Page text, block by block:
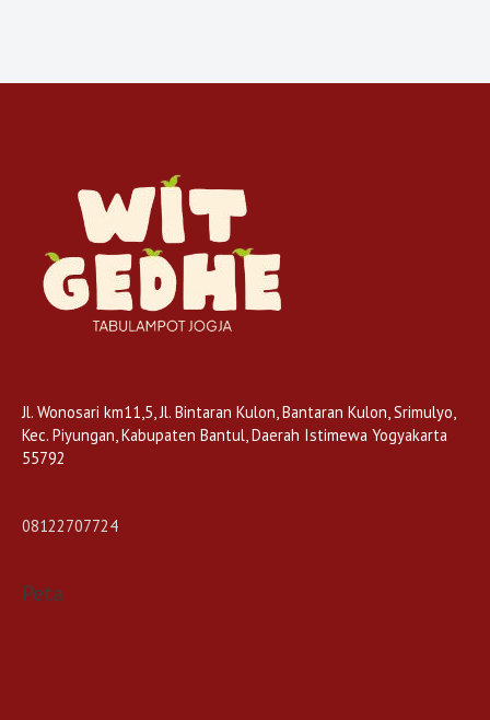
Jl. Wonosari km11,5, Jl. Bintaran Kulon, Bantaran Kulon, Srimulyo,
Kec. Piyungan, Kabupaten Bantul, Daerah Istimewa Yogyakarta
55792
08122707724
Peta